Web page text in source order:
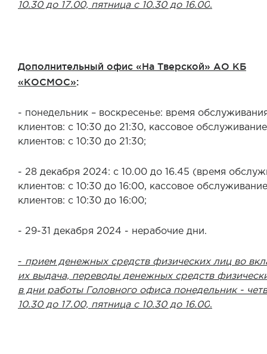
10.30 до 17.00, пятница с 10.30 до 16.00.
Дополнительный офис «На Тверской» АО КБ
«КОСМОС»:
- понедельник – воскресенье: время
клиентов: с 10:30 до 21:30, кассовое обслуживание
клиентов: с 10:30 до 21:30;
- 28 декабря 2024: с 10.00 до 16.45 (время
клиентов: с 10:30 до 16:00, кассовое обслуживание
клиентов: с 10:30 до 16:00;
- 29-31 декабря 2024 - нерабочие дни.
- прием денежных средств физических лиц во
их выдача, переводы денежных средств
в дни работы Головного офиса понедельник -
10.30 до 17.00, пятница с 10.30 до 16.00.